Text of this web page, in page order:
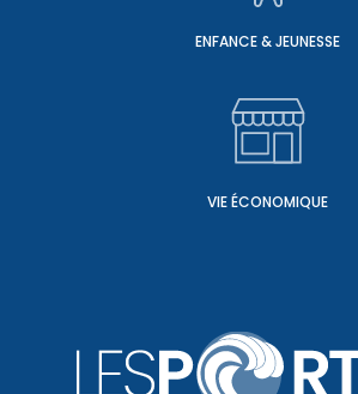
ENFANCE & JEUNESSE
VIE ÉCONOMIQUE